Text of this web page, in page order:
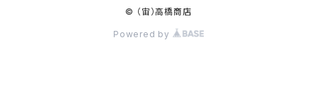
© （宙）高橋商店
Powered by